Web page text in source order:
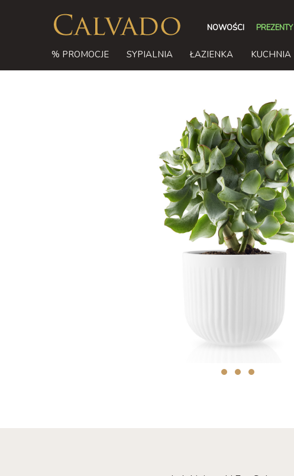
NOWOŚCI PREZENTY
% PROMOCJE SYPIALNIA ŁAZIENKA KUCHNIA